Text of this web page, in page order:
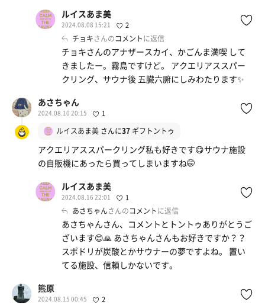
ルイスあま美
2024.08.08 15:21 2
チョキさんのコメントに返信
チョキさんのアナザースカイ、かごんま満喫 して
きましたー。霧島ですけど。 アクエリアススパー
クリング、サウナ後 五臓六腑にしみわたります✨
あさちゃん
2024.08.10 20:15 1
ルイスあま美さんに37ギフトントゥ
アクエリアススパークリング私も好きです😋サウナ施設
の自販機にあったら買ってしまいますね🤭
ルイスあま美
2024.08.16 22:01 1
あさちゃんさんのコメントに返信
あさちゃんさん、コメントとトントゥありがとうご
ざいます😊🙏 あさちゃんさんもお好きですか？？
スポドリが炭酸とかサウナーの夢ですよね。 置い
てる施設、信頼しかないです。
熊原
2024.08.15 00:45 2